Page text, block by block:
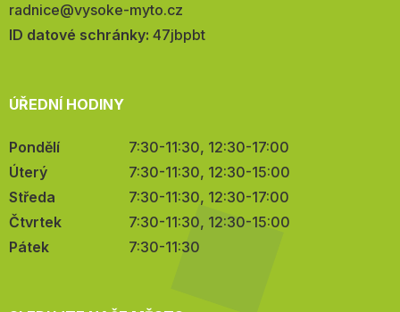
E-
mail:
radnice@vysoke-myto.cz
ID datové schránky: 47jbpbt
ÚŘEDNÍ HODINY
Pondělí
7:30-11:30, 12:30-17:00
Úterý
7:30-11:30, 12:30-15:00
Středa
7:30-11:30, 12:30-17:00
Čtvrtek
7:30-11:30, 12:30-15:00
Pátek
7:30-11:30